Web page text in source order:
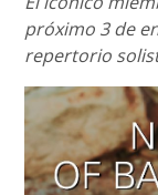
próximo 3 de
repertorio